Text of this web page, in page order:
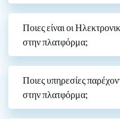
Ποιες είναι οι
στην πλατφόρμα;
Ποιες υπηρεσίες
στην πλατφόρμα;